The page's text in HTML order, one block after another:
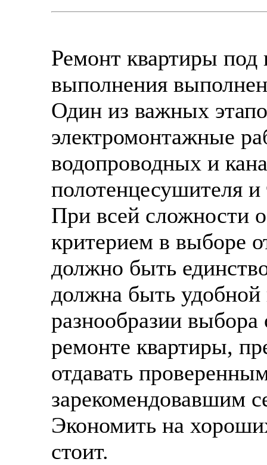
Ремонт квартиры под
выполнения
Один из важных
электромонтажные
водопроводных и
полотенцесушителя и
При всей сложности
критерием в выборе
должно быть
должна быть
разнообразии
ремонте квартиры,
отдавать
зарекомендовавшим
Экономить на
стоит.